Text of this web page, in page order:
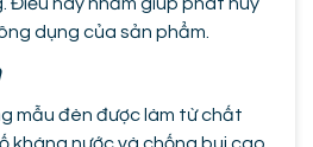
dụng của sản phẩm.
mẫu đèn được làm từ chất